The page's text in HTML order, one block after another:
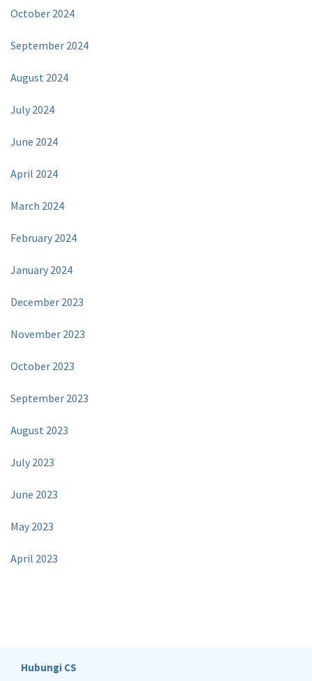
October 2024
September 2024
August 2024
July 2024
June 2024
April 2024
March 2024
February 2024
January 2024
December 2023
November 2023
October 2023
September 2023
August 2023
July 2023
June 2023
May 2023
April 2023
Hubungi CS